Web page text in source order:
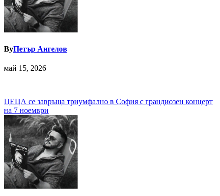
ByПетър Ангелов
май 15, 2026
Навигация
ЦЕЦА се завръща триумфално в София с грандиозен концерт
на 7 ноември